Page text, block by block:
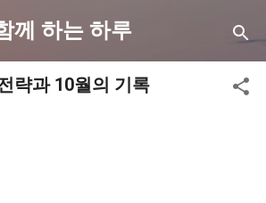
본 콘텐츠로 건너뛰기
께 하는 하루
략과 10월의 기록